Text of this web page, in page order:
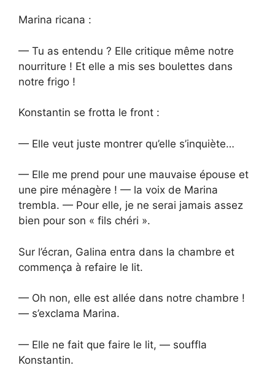
Marina ricana :
— Tu as entendu ? Elle critique même notre
nourriture ! Et elle a mis ses boulettes dans
notre frigo !
Konstantin se frotta le front :
— Elle veut juste montrer qu’elle s’inquiète…
— Elle me prend pour une mauvaise épouse et
une pire ménagère ! — la voix de Marina
trembla. — Pour elle, je ne serai jamais assez
bien pour son « fils chéri ».
Sur l’écran, Galina entra dans la chambre et
commença à refaire le lit.
— Oh non, elle est allée dans notre chambre !
— s’exclama Marina.
— Elle ne fait que faire le lit, — souffla
Konstantin.